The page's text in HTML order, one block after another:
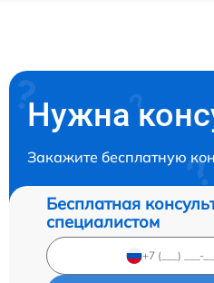
Нужна
Закажите бесплатную
Бесплатная
специалистом